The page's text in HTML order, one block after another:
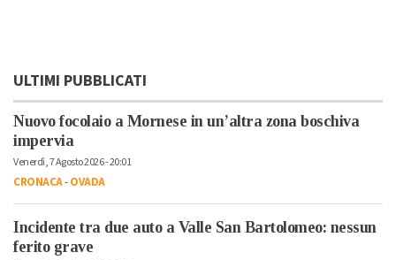
ULTIMI PUBBLICATI
Nuovo focolaio a Mornese in un’altra zona boschiva
impervia
Venerdì, 7 Agosto 2026 - 20:01
CRONACA-OVADA
Incidente tra due auto a Valle San Bartolomeo: nessun
ferito grave